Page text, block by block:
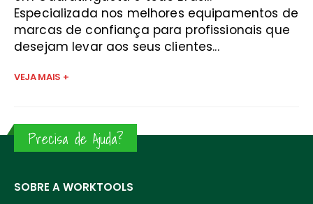
Especializada nos melhores equipamentos de
marcas de confiança para profissionais que
desejam levar aos seus clientes...
VEJA MAIS +
Precisa de Ajuda?
SOBRE A WORKTOOLS